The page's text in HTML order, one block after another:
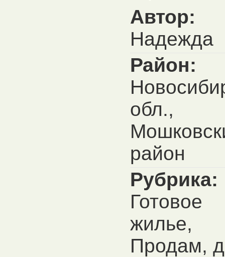
Автор:
Надежда
Район:
обл.,
район
Рубрика:
Готовое
жилье,
Продам,